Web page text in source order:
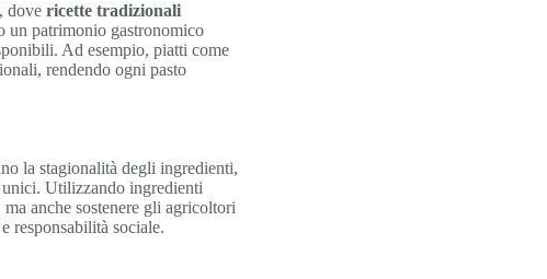
, dove ricette tradizionali
un patrimonio gastronomico
Ad esempio, piatti come
rendendo ogni pasto
la stagionalità degli ingredienti,
unici. Utilizzando ingredienti
anche sostenere gli agricoltori
e responsabilità sociale.